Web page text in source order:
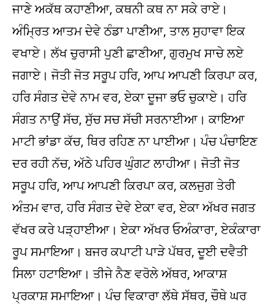
ਜਾਣੇ ਅਕੱਥ ਕਹਾਣੀਆ, ਕਥਨੀ ਕਥ ਨਾ ਸਕੇ ਰਾਏ।
ਅੰਮ੍ਰਿਤ ਆਤਮ ਦੇਵੇ ਠੰਡਾ ਪਾਣੀਆ, ਤਾਲ ਸੁਹਾਵਾ ਇਕ
ਵਖਾਏ। ਲੱਖ ਚੁਰਾਸੀ ਪੁਣੀ ਛਾਣੀਆ, ਗੁਰਮੁਖ ਸਾਚੇ ਲਏ
ਜਗਾਏ। ਜੋਤੀ ਜੋਤ ਸਰੂਪ ਹਰਿ, ਆਪ ਆਪਣੀ ਕਿਰਪਾ ਕਰ,
ਹਰਿ ਸੰਗਤ ਦੇਵੇ ਨਾਮ ਵਰ, ਏਕਾ ਦੂਜਾ ਭਓ ਚੁਕਾਏ। ਹਰਿ
ਸੰਗਤ ਨਾਉਂ ਸੱਚ, ਸੁੱਚ ਸਚ ਸੱਚੀ ਸਰਨਾਈਆ। ਕਾਇਆ
ਮਾਟੀ ਭਾਂਡਾ ਕੱਚ, ਥਿਰ ਰਹਿਣ ਨਾ ਪਾਈਆ। ਪੰਚ ਪੰਚਾਇਣ
ਦਰ ਰਹੀ ਨੱਚ, ਅੱਠੇ ਪਹਿਰ ਘੁੰਗਟ ਲਾਹੀਆ। ਜੋਤੀ ਜੋਤ
ਸਰੂਪ ਹਰਿ, ਆਪ ਆਪਣੀ ਕਿਰਪਾ ਕਰ, ਕਲਜੁਗ ਤੇਰੀ
ਅੰਤਮ ਵਾਰ, ਹਰਿ ਸੰਗਤ ਦੇਵੇ ਏਕਾ ਵਰ, ਏਕਾ ਅੱਖਰ ਜਗਤ
ਵੱਖਰ ਕਰੇ ਪੜ੍ਹਾਈਆ। ਏਕਾ ਅੱਖਰ ਓਅੰਕਾਰਾ, ਏਕੰਕਾਰਾ
ਰੂਪ ਸਮਾਇਆ। ਬਜਰ ਕਪਾਟੀ ਪਾੜੇ ਪੱਥਰ, ਦੂਈ ਦਵੈਤੀ
ਸਿਲਾ ਹਟਾਇਆ। ਤੀਜੇ ਨੈਣ ਵਰੋਲੇ ਅੱਥਰ, ਆਕਾਸ਼
ਪ੍ਰਕਾਸ਼ ਸਮਾਇਆ। ਪੰਚ ਵਿਕਾਰਾ ਲੱਥੇ ਸੱਥਰ, ਚੌਥੇ ਘਰ